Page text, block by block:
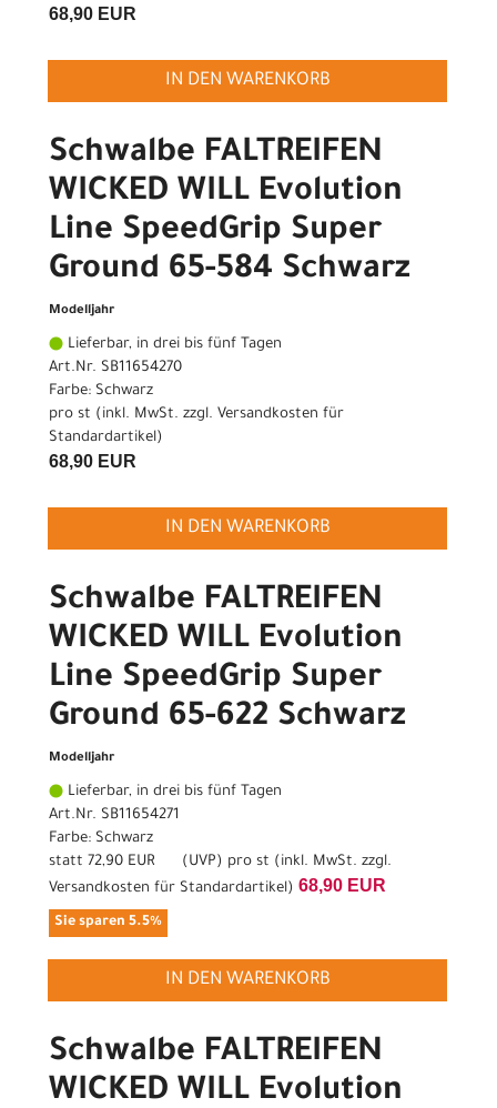
68,90 EUR
IN DEN WARENKORB
Schwalbe FALTREIFEN
WICKED WILL Evolution
Line SpeedGrip Super
Ground 65-584 Schwarz
Modelljahr
Lieferbar, in drei bis fünf Tagen
Art.Nr. SB11654270
Farbe: Schwarz
pro st (inkl. MwSt. zzgl. Versandkosten für
Standardartikel)
68,90 EUR
IN DEN WARENKORB
Schwalbe FALTREIFEN
WICKED WILL Evolution
Line SpeedGrip Super
Ground 65-622 Schwarz
Modelljahr
Lieferbar, in drei bis fünf Tagen
Art.Nr. SB11654271
Farbe: Schwarz
statt 72,90 EUR ( UVP) pro st (inkl. MwSt. zzgl.
Versandkosten für Standardartikel) 68,90 EUR
Sie sparen 5.5%
IN DEN WARENKORB
Schwalbe FALTREIFEN
WICKED WILL Evolution